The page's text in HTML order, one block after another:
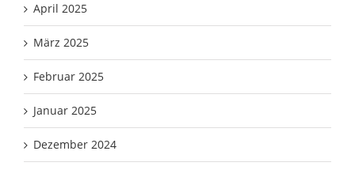
April 2025
März 2025
Februar 2025
Januar 2025
Dezember 2024